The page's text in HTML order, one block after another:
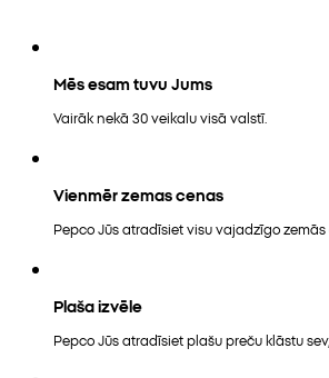
Mēs esam tuvu Jums
Vairāk nekā 30 veikalu visā valstī.
Vienmēr zemas cenas
Pepco Jūs atradīsiet visu vajadzīgo zemās
Plaša izvēle
Pepco Jūs atradīsiet plašu preču klāstu